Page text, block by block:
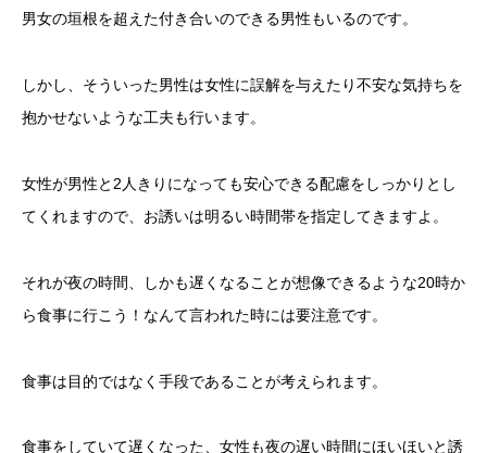
男女の垣根を超えた付き合いのできる男性もいるのです。
しかし、そういった男性は女性に誤解を与えたり不安な気持ちを
抱かせないような工夫も行います。
女性が男性と2人きりになっても安心できる配慮をしっかりとし
てくれますので、お誘いは明るい時間帯を指定してきますよ。
それが夜の時間、しかも遅くなることが想像できるような20時か
ら食事に行こう！なんて言われた時には要注意です。
食事は目的ではなく手段であることが考えられます。
食事をしていて遅くなった、女性も夜の遅い時間にほいほいと誘